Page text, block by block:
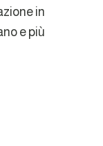
in
e più